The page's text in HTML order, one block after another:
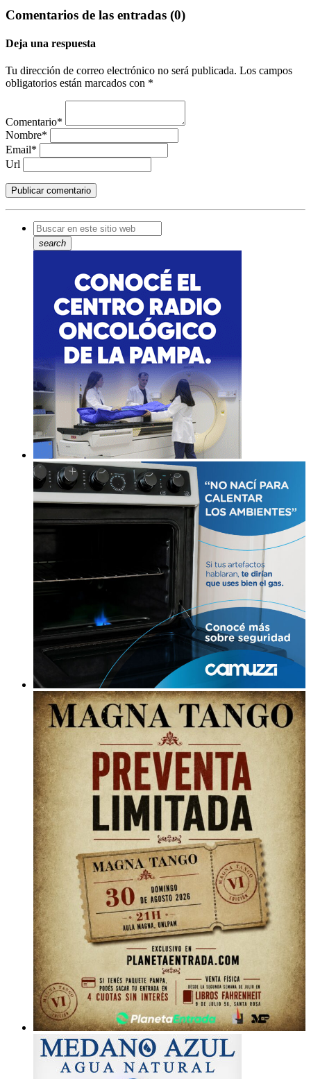
Comentarios de las entradas (0)
Deja una respuesta
Tu dirección de correo electrónico no será publicada. Los campos
obligatorios están marcados con *
Comentario*
Nombre*
Email*
Url
search